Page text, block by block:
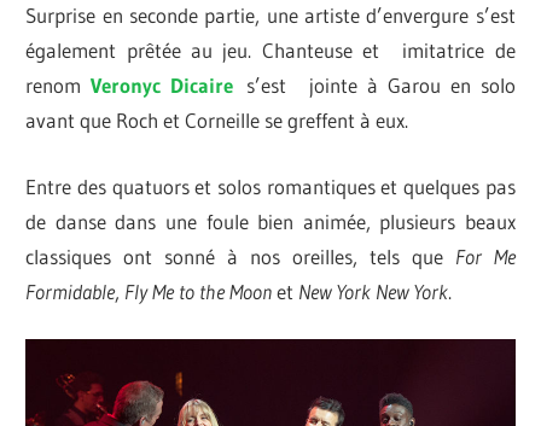
Surprise en seconde partie, une artiste d’envergure s’est
également prêtée au jeu. Chanteuse et imitatrice de
renomVeronyc Dicaire s’est jointe à Garou en solo
avant que Roch et Corneille se greffent à eux.
Entre des quatuors et solos romantiques et quelques pas
de danse dans une foule bien animée, plusieurs beaux
classiques ont sonné à nos oreilles, tels que For Me
Formidable, FlyMe to theMoonet New York New York.